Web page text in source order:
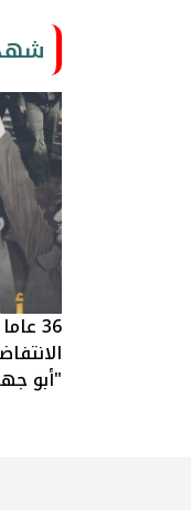
36
"أبو